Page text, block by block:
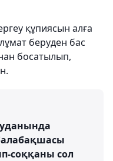
құпиясын алға
беруден бас
босатылып,
соққаны сол